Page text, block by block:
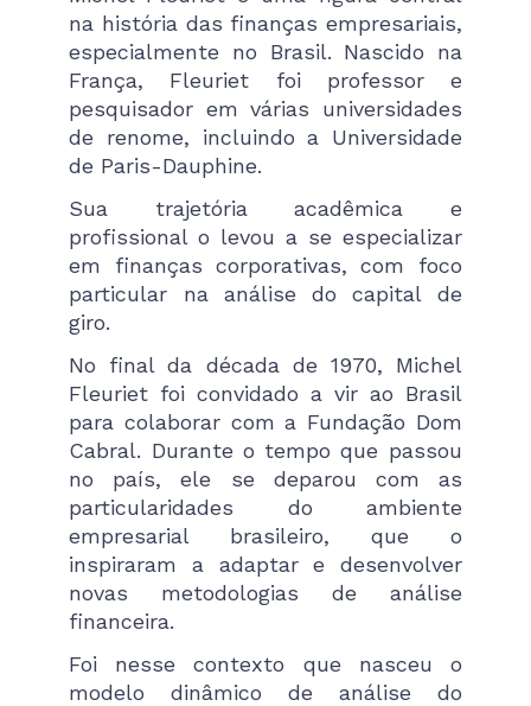
na história das finanças empresariais,
especialmente no Brasil. Nascido na
França, Fleuriet foi professor e
pesquisador em várias universidades
de renome, incluindo a Universidade
de Paris-Dauphine.
Sua trajetória acadêmica e
profissional o levou a se especializar
em finanças corporativas, com foco
particular na análise do capital de
giro.
No final da década de 1970, Michel
Fleuriet foi convidado a vir ao Brasil
para colaborar com a Fundação Dom
Cabral. Durante o tempo que passou
no país, ele se deparou com as
particularidades do ambiente
empresarial brasileiro, que o
inspiraram a adaptar e desenvolver
novas metodologias de análise
financeira.
Foi nesse contexto que nasceu o
modelo dinâmico de análise do